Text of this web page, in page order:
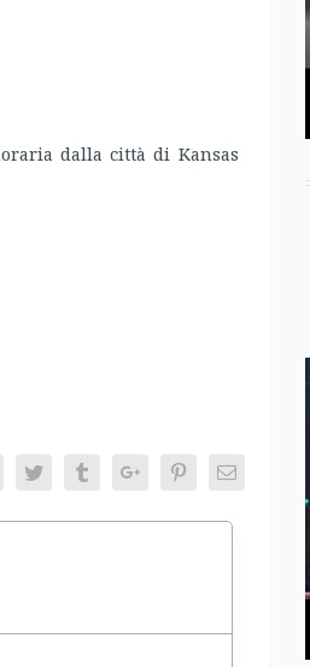
dalla città di Kansas
FacebookTwitter TumblrGoogle+PinterestEmail